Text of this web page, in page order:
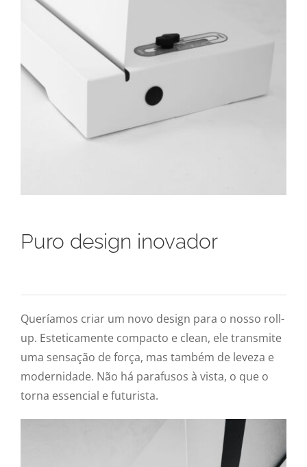
Puro design inovador
Queríamos criar um novo design para o nosso roll-
up. Esteticamente compacto e clean, ele transmite
uma sensação de força, mas também de leveza e
modernidade. Não há parafusos à vista, o que o
torna essencial e futurista.